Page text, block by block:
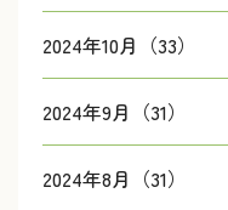
2024年10月（33）
2024年9月（31）
2024年8月（31）